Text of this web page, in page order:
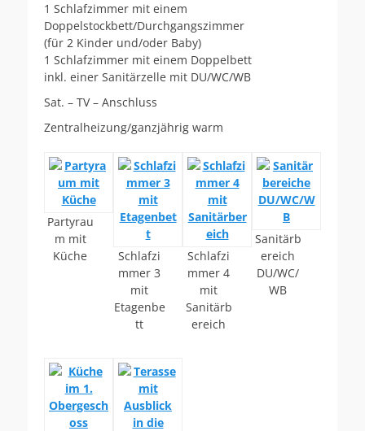
1 Schlafzimmer mit einem
Doppelstockbett/Durchgangszimmer
(für 2 Kinder und/oder Baby)
1 Schlafzimmer mit einem Doppelbett
inkl. einer Sanitärzelle mit DU/WC/WB
Sat. – TV – Anschluss
Zentralheizung/ganzjährig warm
Partyrau
m mit
Küche
Schlafzi
mmer 3
mit
Etagenbe
tt
Schlafzi
mmer 4
mit
Sanitärb
ereich
Sanitärb
ereich
DU/WC/
WB